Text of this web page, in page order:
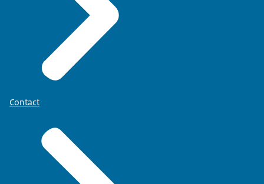
Beeldtekst:
Anne-Marie, Jurist Bezwaar & Beroep
Op de achtergrond zijn de hele tijd cafégeluiden te
horen.
INTERVIEWER (BUITEN BEELD): "Hey, hoi! Kan je
teammanager bij de NVWA."
INTERVIEWER: "Oké, leuk. Er zijn vast allerlei teams
om leiding aan te geven. Welk team manage jij?"
Contact